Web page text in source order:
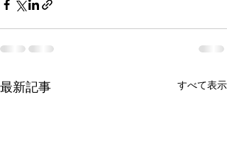
最新記事 すべて表示